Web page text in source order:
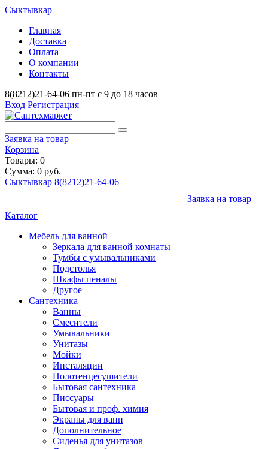
Сыктывкар
Главная
Доставка
Оплата
О компании
Контакты
8(8212)21-64-06 пн-пт с 9 до 18 часов
Вход Регистрация
Заявка на товар
Корзина
Товары: 0
Сумма: 0 руб.
Сыктывкар 8(8212)21-64-06
Заявка на товар
Каталог
Мебель для ванной
Зеркала для ванной комнаты
Тумбы с умывальниками
Подстолья
Шкафы пеналы
Другое
Сантехника
Ванны
Смесители
Умывальники
Унитазы
Мойки
Инсталяции
Полотенцесушители
Бытовая сантехника
Писсуары
Бытовая и проф. химия
Экраны для ванн
Дополнительное
Сиденья для унитазов